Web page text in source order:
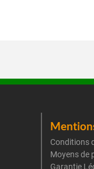
Conditions
Moyens de
Garantie